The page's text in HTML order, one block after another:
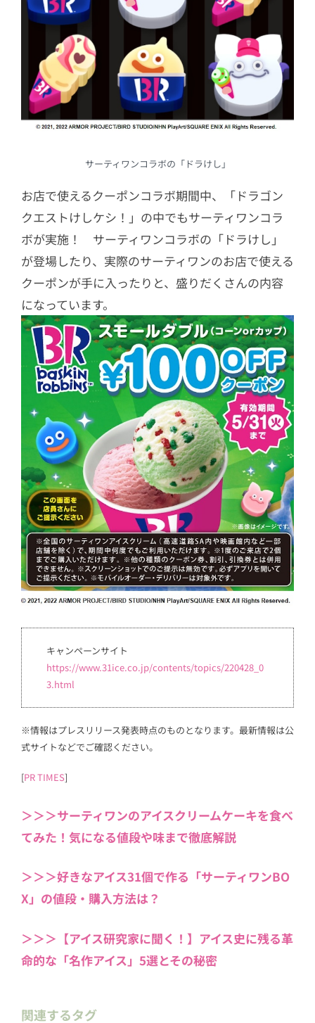
サーティワンコラボの「ドラけし」
お店で使えるクーポンコラボ期間中、「ドラゴン
クエストけしケシ！」の中でもサーティワンコラ
ボが実施！ サーティワンコラボの「ドラけし」
が登場したり、実際のサーティワンのお店で使える
クーポンが手に入ったりと、盛りだくさんの内容
になっています。
キャンペーンサイト
https://www.31ice.co.jp/contents/topics/220428_0
3.html
※情報はプレスリリース発表時点のものとなります。最新情報は公
式サイトなどでご確認ください。
[PR TIMES]
＞＞＞サーティワンのアイスクリームケーキを食べ
てみた！気になる値段や味まで徹底解説
＞＞＞好きなアイス31個で作る「サーティワンBO
X」の値段・購入方法は？
＞＞＞【アイス研究家に聞く！】アイス史に残る革
命的な「名作アイス」5選とその秘密
関連するタグ